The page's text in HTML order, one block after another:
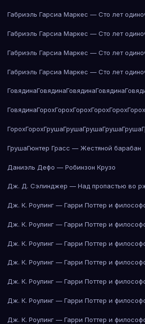
Габриэль Гарсиа Маркес — Сто лет
Габриэль Гарсиа Маркес — Сто лет
Габриэль Гарсиа Маркес — Сто лет
Габриэль Гарсиа Маркес — Сто лет
ГовядинаГовядинаГовядинаГовядина
ГовядинаГорохГорохГорохГорохГорохГорох
ГорохГорохГрушаГрушаГрушаГрушаГруша
ГрушаГюнтер Грасс — Жестяной барабан
Даниэль Дефо — Робинзон Крузо
Дж. Д. Сэлинджер — Над пропастью во
Дж. К. Роулинг — Гарри Поттер и
Дж. К. Роулинг — Гарри Поттер и
Дж. К. Роулинг — Гарри Поттер и
Дж. К. Роулинг — Гарри Поттер и
Дж. К. Роулинг — Гарри Поттер и
Дж. К. Роулинг — Гарри Поттер и
Дж. К. Роулинг — Гарри Поттер и